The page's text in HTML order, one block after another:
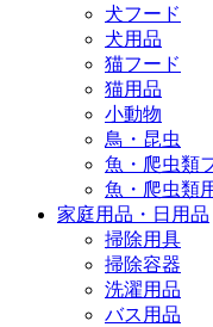
犬フード
犬用品
猫フード
猫用品
小動物
鳥・昆虫
魚・爬虫類
魚・爬虫類
家庭用品・日用品
掃除用具
掃除容器
洗濯用品
バス用品